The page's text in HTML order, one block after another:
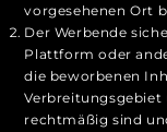
vorgesehenen Ort
Der Werbende
Plattform oder
die beworbenen
Verbreitungsgebiet
rechtmäßig sind